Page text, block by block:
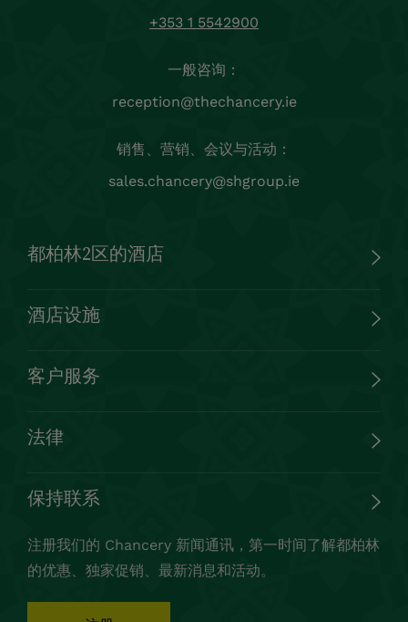
+353 1 5542900
一般咨询：
reception@thechancery.ie
销售、营销、会议与活动：
sales.chancery@shgroup.ie
都柏林2区的酒店
酒店设施
客户服务
法律
保持联系
注册我们的 Chancery 新闻通讯，第一时间了解都柏林
的优惠、独家促销、最新消息和活动。